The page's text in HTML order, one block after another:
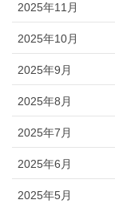
2025年11月
2025年10月
2025年9月
2025年8月
2025年7月
2025年6月
2025年5月